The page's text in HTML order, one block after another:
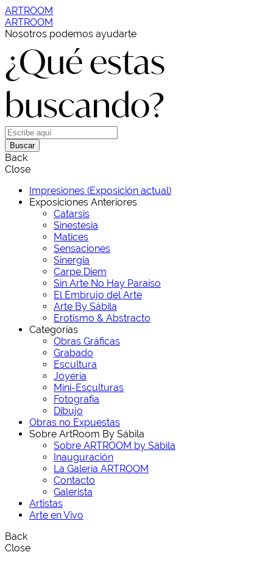
ARTROOM
ARTROOM
Nosotros podemos ayudarte
¿Qué estas
buscando?
Buscar
Back
Close
Impresiones (Exposición actual)
Exposiciones Anteriores
Catarsis
Sinestesia
Matices
Sensaciones
Sinergia
Carpe Diem
Sin Arte No Hay Paraíso
El Embrujo del Arte
Arte By Sábila
Erotismo & Abstracto
Categorías
Obras Gráficas
Grabado
Escultura
Joyería
Mini-Esculturas
Fotografía
Dibujo
Obras no Expuestas
Sobre ArtRoom By Sábila
Sobre ARTROOM by Sábila
Inauguración
La Galería ARTROOM
Contacto
Galerista
Artistas
Arte en Vivo
Back
Close